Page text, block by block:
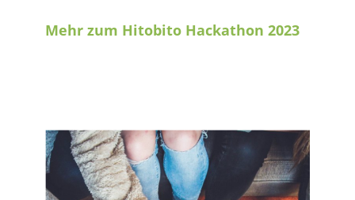
Mehr zum Hitobito Hackathon 2023